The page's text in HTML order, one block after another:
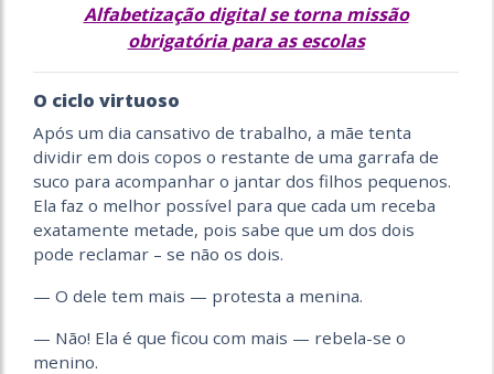
Alfabetização digital se torna missão
obrigatória para as escolas
O ciclo virtuoso
Após um dia cansativo de trabalho, a mãe tenta
dividir em dois copos o restante de uma garrafa de
suco para acompanhar o jantar dos filhos pequenos.
Ela faz o melhor possível para que cada um receba
exatamente metade, pois sabe que um dos dois
pode reclamar – se não os dois.
— O dele tem mais — protesta a menina.
— Não! Ela é que ficou com mais — rebela-se o
menino.